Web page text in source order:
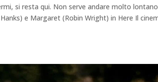
si resta qui. Non serve andare molto
e Margaret (Robin Wright) in Here Il